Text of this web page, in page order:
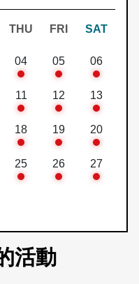
THU FRI SAT
04 05 06
11 12 13
18 19 20
25 26 27
活動